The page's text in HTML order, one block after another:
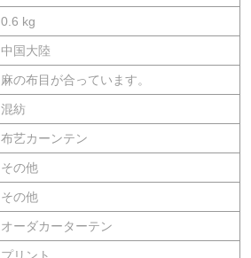
0.6 kg
中国大陸
麻の布目が合っています。
混紡
布艺カーンテン
その他
その他
オーダカーターテン
プリント